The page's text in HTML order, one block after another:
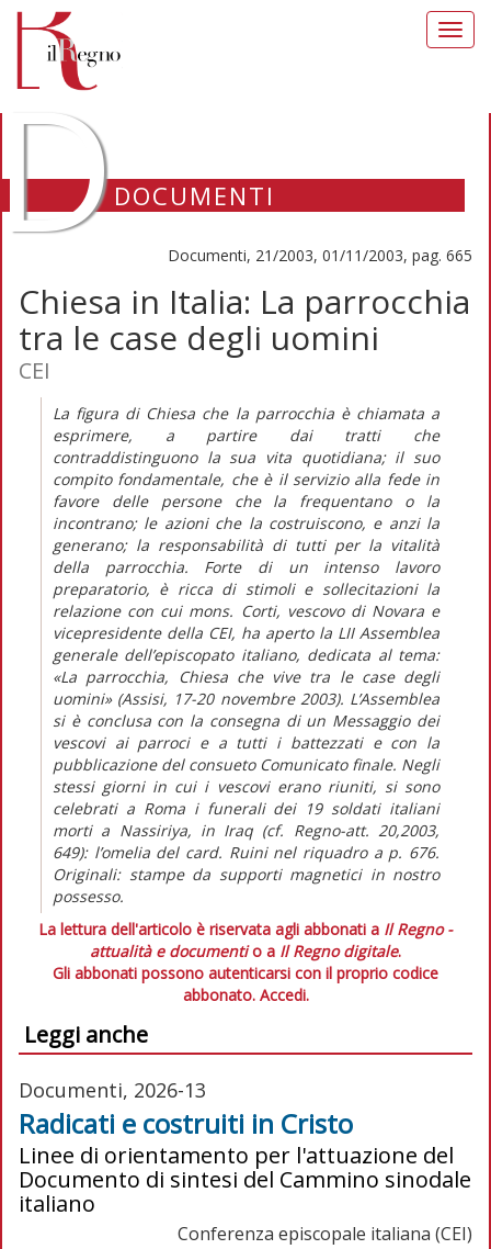
DOCUMENTI
Documenti, 21/2003, 01/11/2003, pag. 665
Chiesa in Italia: La parrocchia
tra le case degli uomini
CEI
La figura di Chiesa che la parrocchia è chiamata a
esprimere, a partire dai tratti che
contraddistinguono la sua vita quotidiana; il suo
compito fondamentale, che è il servizio alla fede in
favore delle persone che la frequentano o la
incontrano; le azioni che la costruiscono, e anzi la
generano; la responsabilità di tutti per la vitalità
della parrocchia. Forte di un intenso lavoro
preparatorio, è ricca di stimoli e sollecitazioni la
relazione con cui mons. Corti, vescovo di Novara e
vicepresidente della CEI, ha aperto la LII Assemblea
generale dell’episcopato italiano, dedicata al tema:
«La parrocchia, Chiesa che vive tra le case degli
uomini» (Assisi, 17-20 novembre 2003). L’Assemblea
si è conclusa con la consegna di un Messaggio dei
vescovi ai parroci e a tutti i battezzati e con la
pubblicazione del consueto Comunicato finale. Negli
stessi giorni in cui i vescovi erano riuniti, si sono
celebrati a Roma i funerali dei 19 soldati italiani
morti a Nassiriya, in Iraq (cf. Regno-att. 20,2003,
649): l’omelia del card. Ruini nel riquadro a p. 676.
Originali: stampe da supporti magnetici in nostro
possesso.
La lettura dell'articolo è riservata agli abbonati a Il Regno -
attualità e documentio a Il Regno digitale.
Gli abbonati possono autenticarsi con il proprio codice
abbonato. Accedi.
Leggi anche
Documenti, 2026-13
Radicati e costruiti in Cristo
Linee di orientamento per l'attuazione del
Documento di sintesi del Cammino sinodale
italiano
Conferenza episcopale italiana (CEI)